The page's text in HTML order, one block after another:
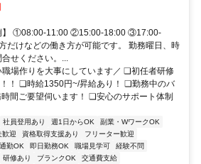
】 ①08:00-11:00 ②15:00-18:00 ③17:00-
だけなどの働き方が可能です。 勤務曜日、時
せください。...
場作りを大事にしています／ ❏初任者研修
！ ❏時給1350円~/昇給あり！ ❏勤務中のバ
間ご要望伺います！ ❏安心のサポート体制
社員登用あり 週1日からOK
副業・WワークOK
歓迎 資格取得支援あり
フリーター歓迎
勤OK 即日勤務OK 職場見学可
経験不問
研修あり ブランクOK 交通費支給